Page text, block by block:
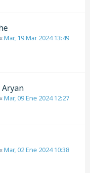
«Mar, 19 Mar 2024 13:49
Aryan
«Mar, 09 Ene 2024 12:27
«Mar, 02 Ene 2024 10:38